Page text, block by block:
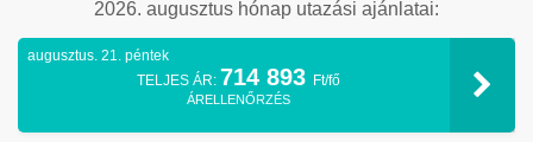
2026. augusztus hónap utazási ajánlatai:
augusztus. 21. péntek
TELJES ÁR: 714 893 Ft/fő
ÁRELLENŐRZÉS